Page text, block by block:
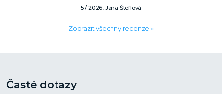
5 / 2026, Jana Šteflová
Zobrazit všechny recenze »
Časté dotazy